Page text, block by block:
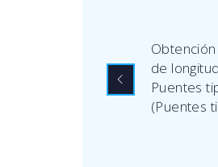
de
Puentes
(Puentes